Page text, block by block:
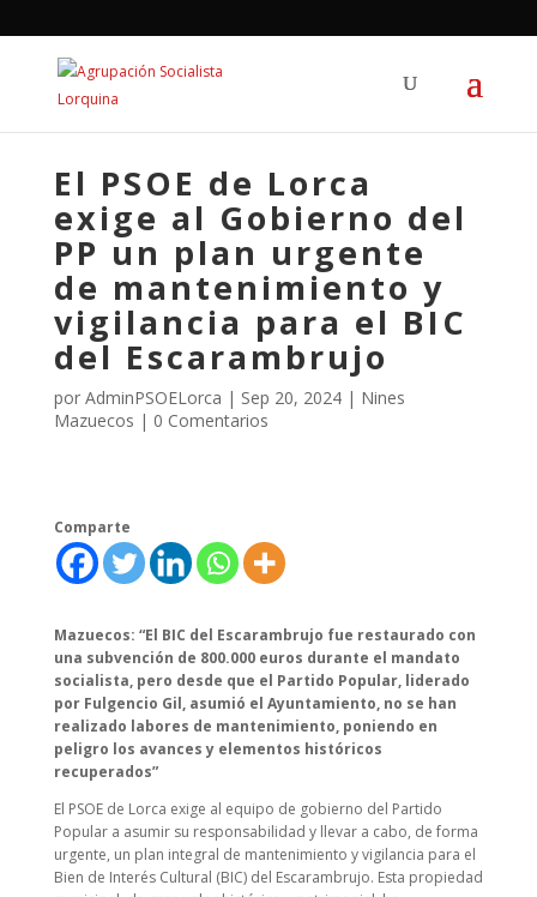
El PSOE de Lorca
exige al Gobierno del
PP un plan urgente
de mantenimiento y
vigilancia para el BIC
del Escarambrujo
por AdminPSOELorca | Sep 20, 2024| Nines
Mazuecos | 0 Comentarios
Comparte
Mazuecos: “El BIC del Escarambrujo fue restaurado con
una subvención de 800.000 euros durante el mandato
socialista, pero desde que el Partido Popular, liderado
por Fulgencio Gil, asumió el Ayuntamiento, no se han
realizado labores de mantenimiento, poniendo en
peligro los avances y elementos históricos
recuperados”
El PSOE de Lorca exige al equipo de gobierno del Partido
Popular a asumir su responsabilidad y llevar a cabo, de forma
urgente, un plan integral de mantenimiento y vigilancia para el
Bien de Interés Cultural (BIC) del Escarambrujo. Esta propiedad